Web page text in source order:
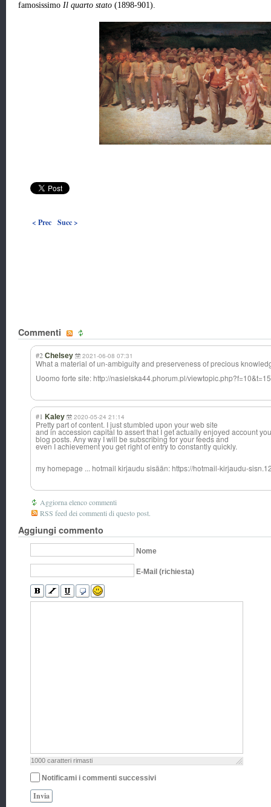
famosissimo Il quarto stato (1898-901).
< Prec Succ >
Commenti
#2 Chelsey 2021-06-08 07:31
What a material of un-ambiguity and preserveness of precious
Uoomo forte site: http://nasielska44.phorum.pl/
#1 Kaley 2020-05-24 21:14
Pretty part of content. I just stumbled upon your web site
and in accession capital to assert that I get actually enjoyed account
blog posts. Any way I will be subscribing for your feeds and
even I achievement you get right of entry to constantly quickly.
my homepage ... hotmail kirjaudu sisään: https://hotmail-kirjaudu-
Aggiorna elenco commenti
RSS feed dei commenti di questo post.
Aggiungi commento
Nome
E-Mail (richiesta)
1000 caratteri rimasti
Notificami i commenti successivi
Invia